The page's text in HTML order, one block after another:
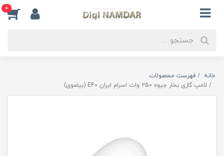
0
خانه
فهرست محصولات
لامپ گازی بخار جیوه 250 وات اسرام ایران E40 (بیضوی)